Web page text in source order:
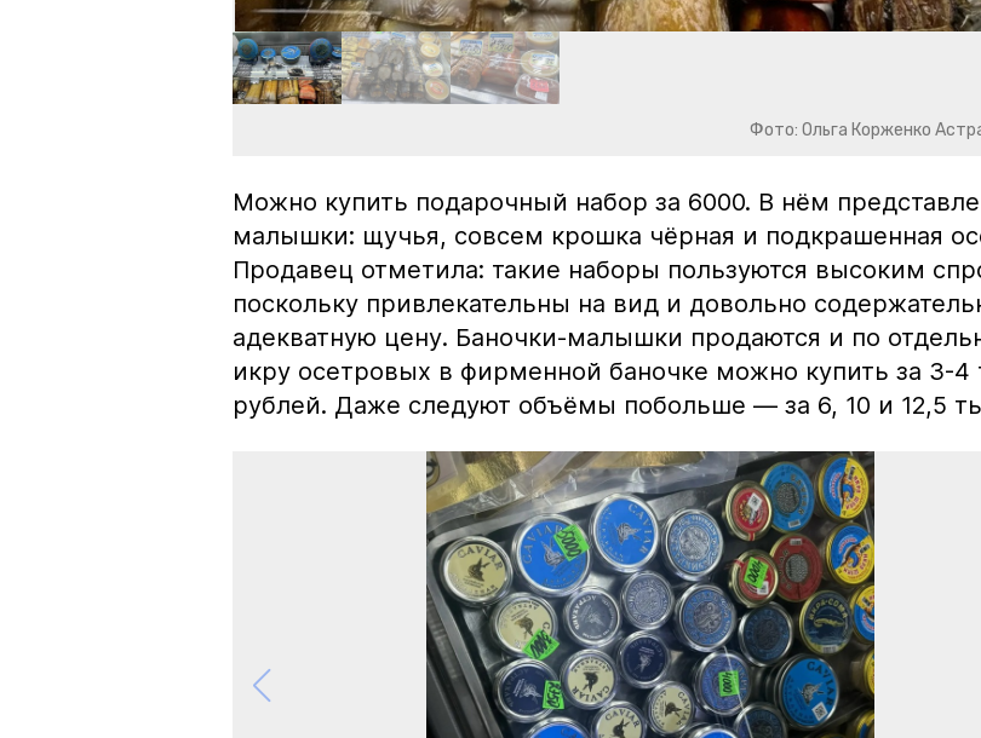
Фото: Ольга Корженко
Можно купить подарочный набор за 6000. В нём
малышки: щучья, совсем крошка чёрная и подкрашенная
Продавец отметила: такие наборы пользуются высоким
поскольку привлекательны на вид и довольно
адекватную цену. Баночки-малышки продаются и по
икру осетровых в фирменной баночке можно купить за 3-4
рублей. Даже следуют объёмы побольше — за 6, 10 и 12,5